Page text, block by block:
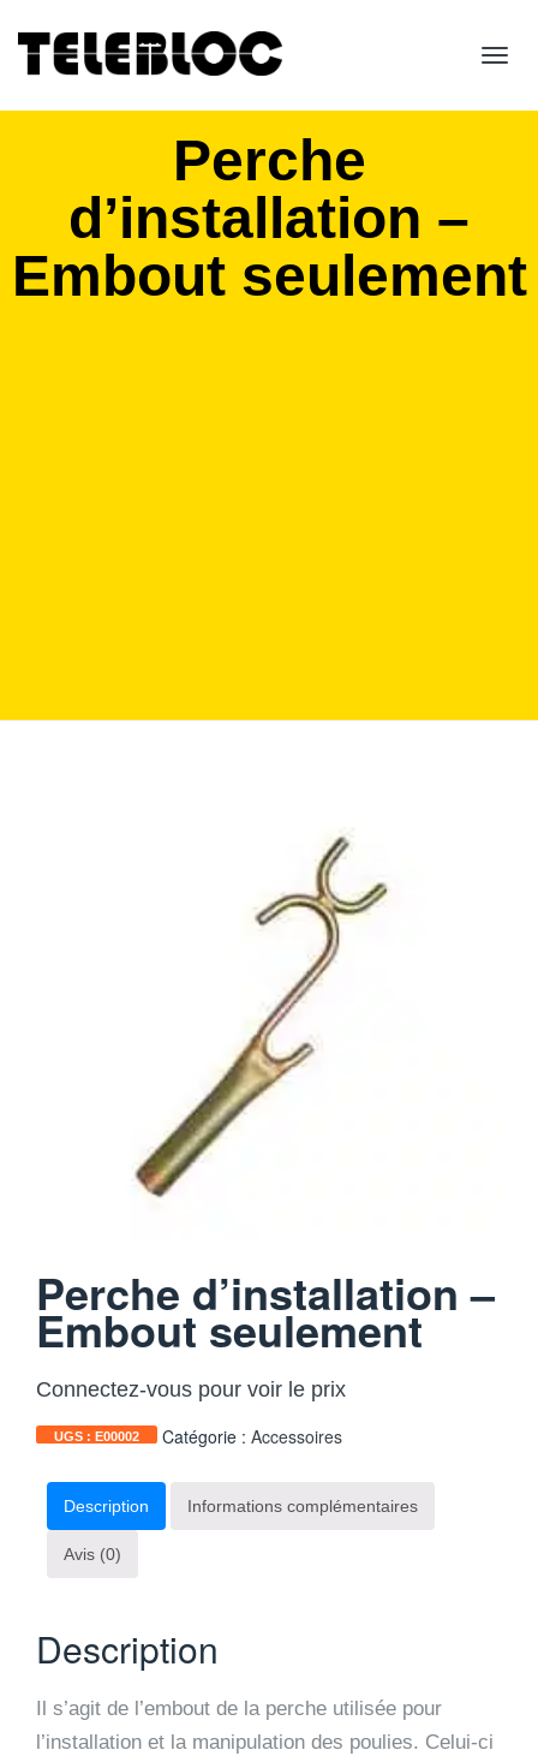
Perche
d’installation –
Embout seulement
Perche d’installation –
Embout seulement
Connectez-vous pour voir le prix
UGS : E00002 Catégorie : Accessoires
Description Informations complémentaires
Avis (0)
Description
Il s’agit de l’embout de la perche utilisée pour
l’installation et la manipulation des poulies. Celui-ci